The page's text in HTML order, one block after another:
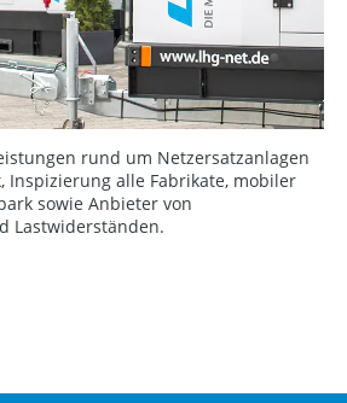
rund um Netzersatzanlagen
Inspizierung alle Fabrikate, mobiler
sowie Anbieter von
Lastwiderständen.